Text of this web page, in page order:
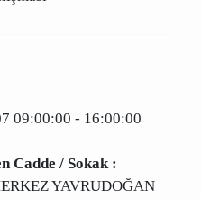
Cadde / Sokak :